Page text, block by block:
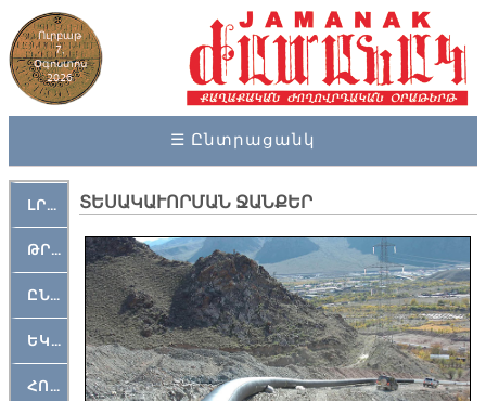
Ուրբաթ
7,
Օգոստոս
2026
☰ Ընտրացանկ
ԼՐԱՀՈՍ
ԹՐՔԱՀԱՅ ԿԵԱՆՔ
ԸՆԿԵՐԱՄՇԱԿՈՒԹԱՅԻՆ
ԵԿԵՂԵՑԱԿԱՆ
ՀՈԳԵՄՏԱՒՈՐ
ՏԵՍԱԿԱՒՈՐՄԱՆ ՋԱՆՔԵՐ